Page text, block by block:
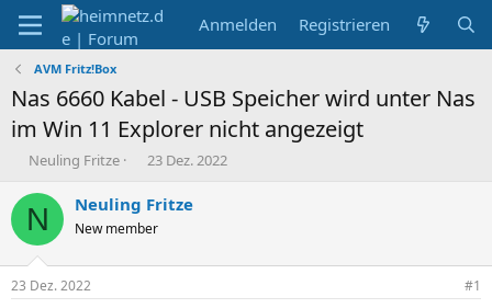
Anmelden Registrieren
AVM Fritz!Box
Nas 6660 Kabel - USB Speicher wird unter Nas
im Win 11 Explorer nicht angezeigt
E
s
t
e
Neuling Fritze
E
s
e
t
23 Dez. 2022
N Neuling Fritze
New member
23 Dez. 2022 #1